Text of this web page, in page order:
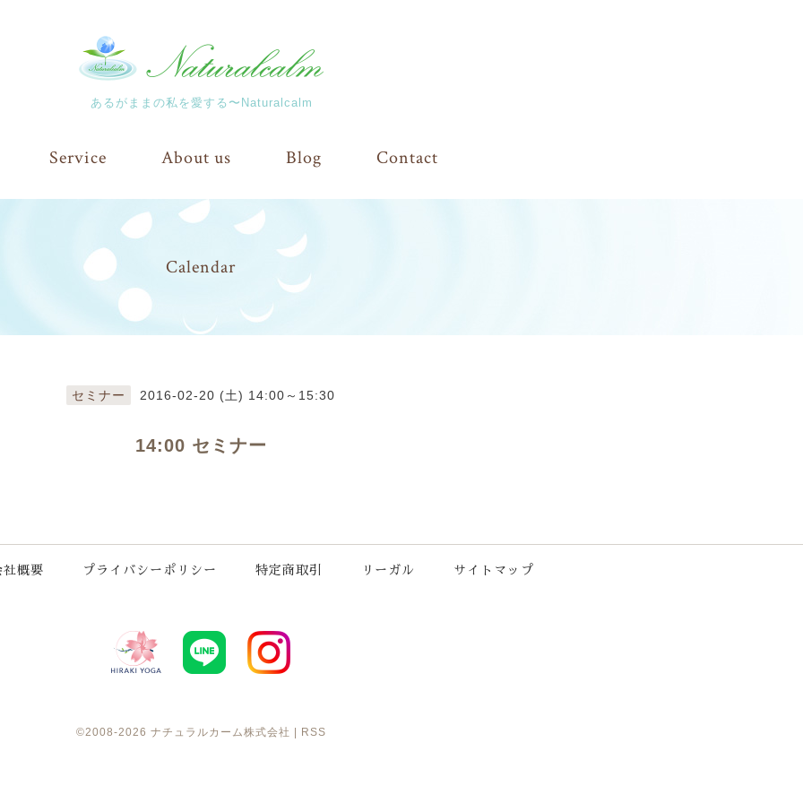
あるがままの私を愛する〜Naturalcalm
Service About us Blog Contact
Calendar
セミナー 2016-02-20 (土) 14:00～15:30
14:00 セミナー
社概要 プライバシーポリシー 特定商取引 リーガル サイトマップ
©2008-2026 ナチュラルカーム株式会社 | RSS